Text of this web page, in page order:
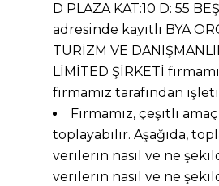
D PLAZA KAT:10 D: 55
adresinde kayıtlı BYA
TURİZM VE
LİMİTED ŞİRKETİ
firmamız tarafından
Firmamız, çeşitli
toplayabilir. Aşağıda,
verilerin nasıl ve ne
verilerin nasıl ve ne